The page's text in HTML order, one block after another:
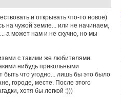
и открывать что-то новое)
на чужой земле... или не начинаем,
а может нам и не скучно, но мы
с такими же любителями
нибудь прикольными
быть что угодно... лишь бы это было
городе, месте. После этого
хотя бы легкой :)))